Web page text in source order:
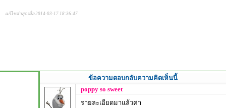
แก้ไขล่าสุดเมื่อ 2014-03-17 18:36:47
ข้อความตอบกลับความคิดเห็นนี้
poppy so sweet
รายละเอียดมาแล้วค่า